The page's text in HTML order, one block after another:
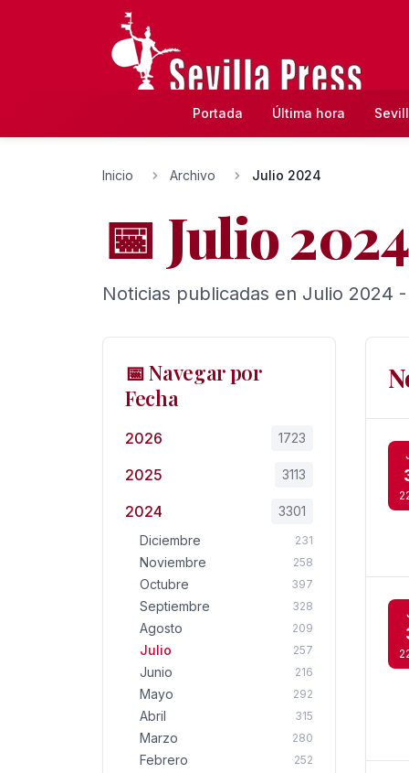
Portada Última hora
Inicio Archivo Julio 2024
📅 Julio 2024
Noticias publicadas en Julio 2024
📅 Navegar por
Fecha
2026 1723
2025 3113
2024
3301
Diciembre
231
Noviembre 258
Octubre 397
Septiembre 328
Agosto 209
Julio 257
Junio 216
Mayo 292
Abril 315
Marzo 280
Febrero 252